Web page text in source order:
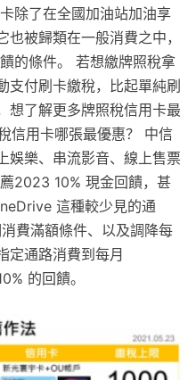
除了在全國加油站加油享
被歸類在一般消費之中，
的條件。 若想繳牌照稅拿
支付刷卡繳稅，比起單純刷
想了解更多牌照稅信用卡最
信用卡哪張最優惠？ 中信
娛樂、串流影音、線上售票
2023 10% 現金回饋，甚
這種較少見的通
費滿額條件、以及調降每
定通路消費到每月
的回饋。